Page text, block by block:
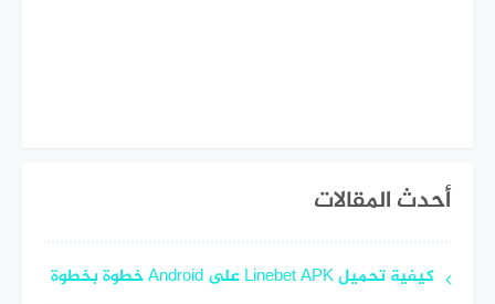
أحدث المقالات
كيفية تحميل Linebet APK على Android خطوة بخطوة